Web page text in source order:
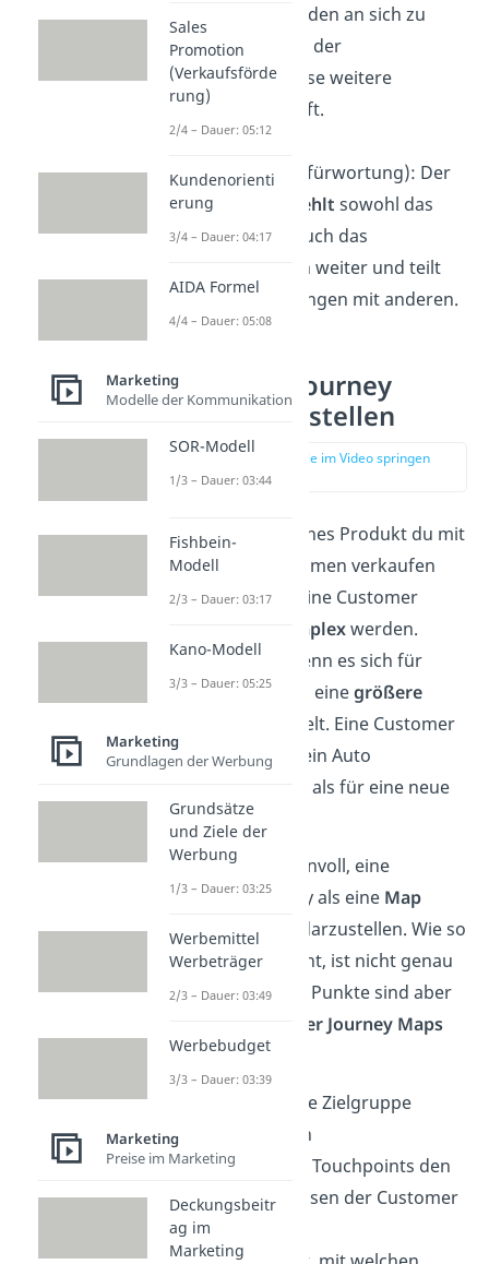
jetzt, den Kunden an sich zu
binden, damit der
möglicherweise weitere
Produkte kauft.
Advocacy (Befürwortung): Der
Kunde
empfiehlt sowohl das
Produkt als auch das
Unternehmen weiter und teilt
seine Erfahrungen mit anderen.
Customer Journey
Mapping erstellen
zur Stelle im Video springen
(02:12)
Je nachdem, welches Produkt du mit
deinem Unternehmen verkaufen
möchtest, kann eine Customer
komplexwerden.
Insbesondere, wenn es sich für
deine Kunden um einegrößere
handelt. Eine Customer
Journey wird für ein Auto
aufwändiger sein als für eine neue
Pfanne.
Deshalb ist es sinnvoll, eine
Customer Journey als eine Map
(engl. für Karte) darzustellen. Wie so
eine Karte aussieht, ist nicht genau
festgelegt. Einige Punkte sind aber
bei allen Customer Journey Maps
gleich:
sie sind auf die Zielgruppe
zugeschnitten
sie ordnet die Touchpoints den
einzelnen Phasen der Customer
Journey zu
Sales
Promotion
(Verkaufsförde
rung)
2/4 – Dauer: 05:12
Kundenorienti
erung
3/4 – Dauer: 04:17
AIDA Formel
4/4 – Dauer: 05:08
Marketing
Modelle der Kommunikation
SOR-Modell
1/3 – Dauer: 03:44
Fishbein-
Modell
2/3 – Dauer: 03:17
Kano-Modell
3/3 – Dauer: 05:25
Marketing
Grundlagen der Werbung
Grundsätze
und Ziele der
Werbung
1/3 – Dauer: 03:25
Werbemittel
Werbeträger
2/3 – Dauer: 03:49
Werbebudget
3/3 – Dauer: 03:39
Marketing
Preise im Marketing
Deckungsbeitr
ag im
Marketing